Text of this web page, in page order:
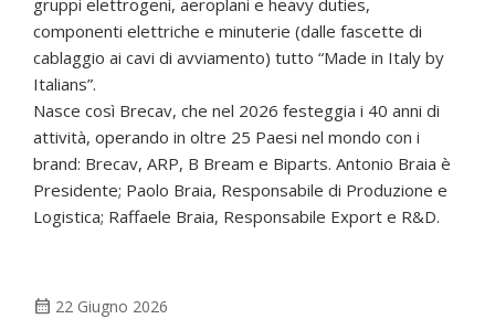
componenti elettriche e minuterie (dalle fascette di
cablaggio ai cavi di avviamento) tutto “Made in Italy by
Italians”.
Nasce così Brecav, che nel 2026 festeggia i 40 anni di
attività, operando in oltre 25 Paesi nel mondo con i
brand: Brecav, ARP, B Bream e Biparts. Antonio Braia è
Presidente; Paolo Braia, Responsabile di Produzione e
Logistica; Raffaele Braia, Responsabile Export e R&D.
calendar_month 22 Giugno 2026